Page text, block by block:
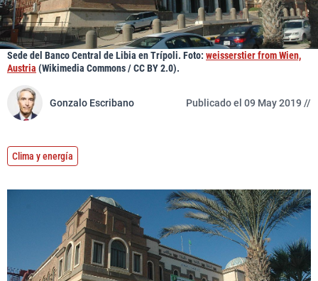
Sede del Banco Central de Libia en Trípoli. Foto: weisserstier from Wien,
Austria (Wikimedia Commons / CC BY 2.0).
Gonzalo Escribano Publicado el 09 May 2019 //
Clima y energía